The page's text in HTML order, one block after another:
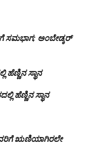
ಸಮಭಾಗ; ಅಂಬೇಡ್ಕರ್
ಸ್ಥಾನ‌
ಹೆಣ್ಣಿನ ಸ್ಥಾನ‌
ಋಣಿಯಾಗಿರಲೇ